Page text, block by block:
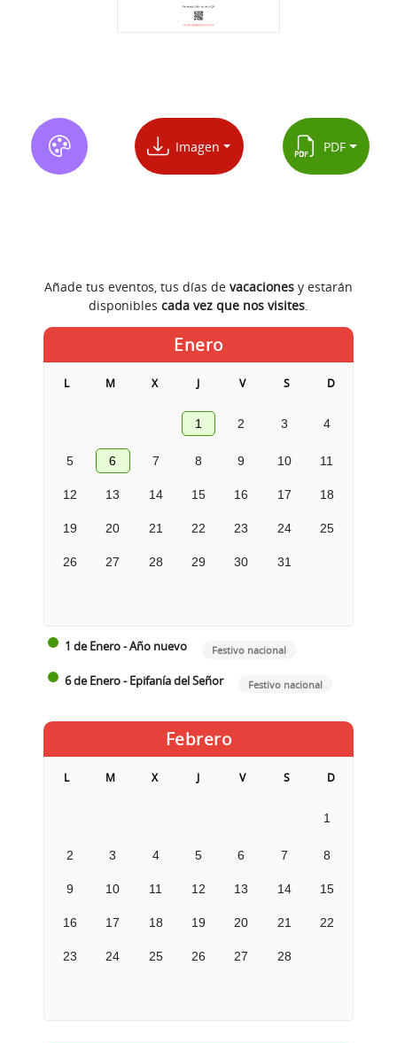
Enero
L M X J V S D
1 2 3 4
5 6 7 8 9 10 11
12 13 14 15 16 17 18
19 20 21 22 23 24 25
26 27 28 29 30 31
1 de Enero - Año nuevo Festivo nacional
6 de Enero - Epifanía del Señor Festivo nacional
Febrero
L M X J V S D
1
2 3 4 5 6 7 8
9 10 11 12 13 14 15
16 17 18 19 20 21 22
23 24 25 26 27 28
Añade tus eventos, tus días de vacaciones y estarán
disponibles cada vez que nos visites.
Imagen PDF